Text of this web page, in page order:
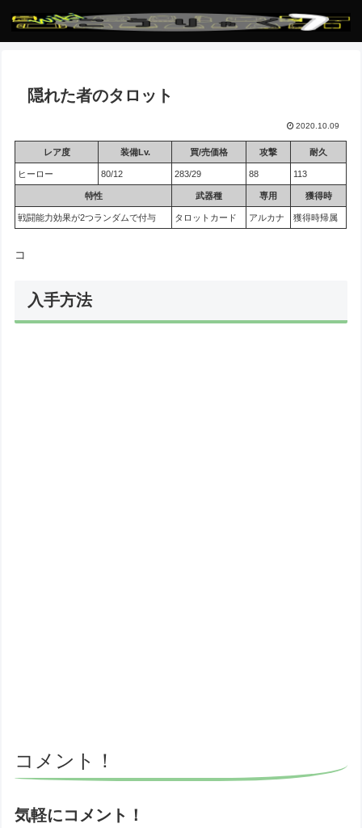
隠れた者のタロット
2020.10.09
レア度 装備Lv. 買/売価格 攻撃 耐久
ヒーロー 80/12 283/29 88 113
特性 武器種 専用 獲得時
戦闘能力効果が2つランダムで付与 タロットカード アルカナ 獲得時帰属
コ
入手方法
コメント！
気軽にコメント！